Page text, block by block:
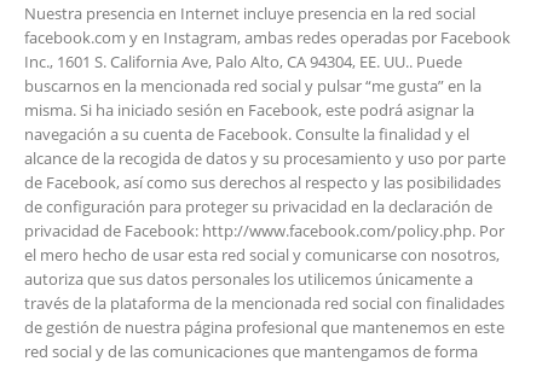
Nuestra presencia en Internet incluye presencia en la red social
facebook.com y en Instagram, ambas redes operadas por Facebook
Inc., 1601 S. California Ave, Palo Alto, CA 94304, EE. UU.. Puede
buscarnos en la mencionada red social y pulsar “me gusta” en la
misma. Si ha iniciado sesión en Facebook, este podrá asignar la
navegación a su cuenta de Facebook. Consulte la finalidad y el
alcance de la recogida de datos y su procesamiento y uso por parte
de Facebook, así como sus derechos al respecto y las posibilidades
de configuración para proteger su privacidad en la declaración de
privacidad de Facebook: http://www.facebook.com/policy.php. Por
el mero hecho de usar esta red social y comunicarse con nosotros,
autoriza que sus datos personales los utilicemos únicamente a
través de la plataforma de la mencionada red social con finalidades
de gestión de nuestra página profesional que mantenemos en este
red social y de las comunicaciones que mantengamos de forma